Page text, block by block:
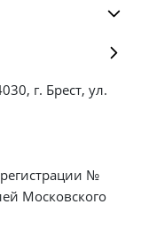
г. Брест, ул.
№
Московского